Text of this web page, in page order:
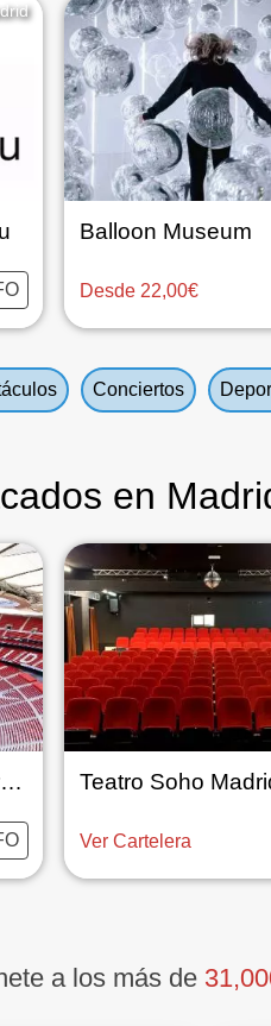
Balloon Museum
Desde 22,00€
Conciertos
en
Estadio Riyadh Air Metropolitano Teatro Soho
Ver Cartelera
a los más de